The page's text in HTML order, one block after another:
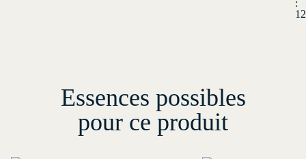
:
Essences possibles
pour ce produit